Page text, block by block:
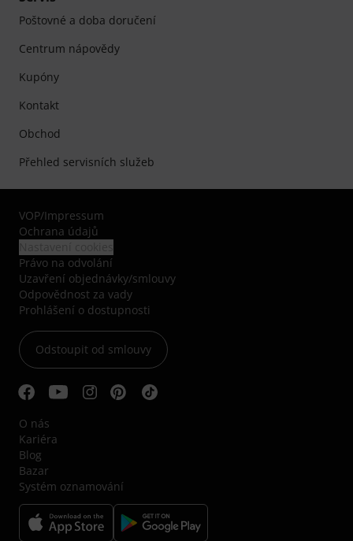
Poštovné a doba doručení
Centrum nápovědy
Kupóny
Kontakt
Obchod
Přehled servisních služeb
VOP/Impressum
Ochrana údajů
Právo na odvolání
Uzavření objednávky/smlouvy
Odpovědnost za vady
Prohlášení o dostupnosti
Odstoupit od smlouvy
O nás
Kariéra
Blog
Bazar
Systém oznamování